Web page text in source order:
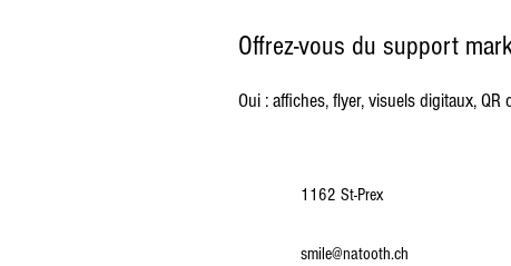
Offrez-vous du support
Oui : affiches, flyer, visuels digitaux, QR
1162 St-Prex
smile@natooth.ch